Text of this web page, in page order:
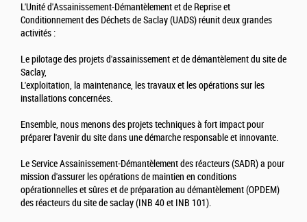
L'Unité d'Assainissement-Démantèlement et de Reprise et
Conditionnement des Déchets de Saclay (UADS) réunit deux grandes
activités :
Le pilotage des projets d'assainissement et de démantèlement du site de
Saclay,
L'exploitation, la maintenance, les travaux et les opérations sur les
installations concernées.
Ensemble, nous menons des projets techniques à fort impact pour
préparer l'avenir du site dans une démarche responsable et innovante.
Le Service Assainissement-Démantèlement des réacteurs (SADR) a pour
mission d'assurer les opérations de maintien en conditions
opérationnelles et sûres et de préparation au démantèlement (OPDEM)
des réacteurs du site de saclay (INB 40 et INB 101).